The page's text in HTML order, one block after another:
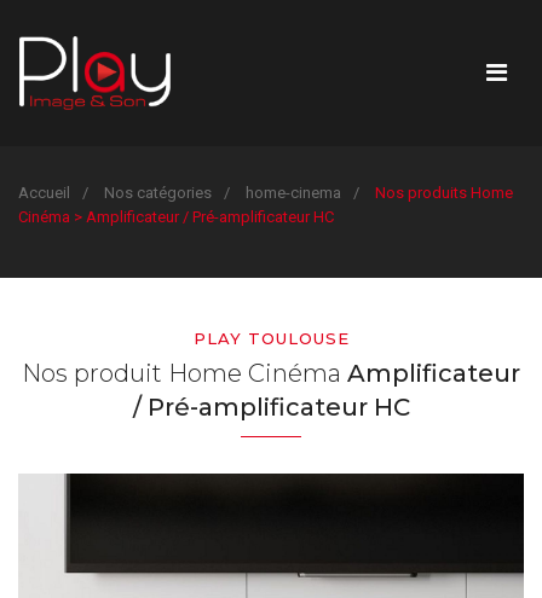
Accueil Nos catégories home-cinema
Nos produits Home
Cinéma > Amplificateur / Pré-amplificateur HC
PLAY TOULOUSE
Nos produit Home Cinéma Amplificateur
/ Pré-amplificateur HC